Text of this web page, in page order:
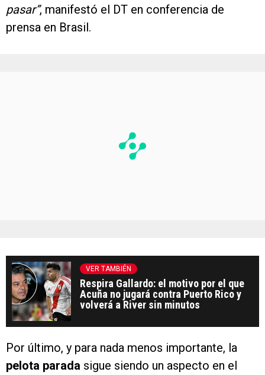
pasar”, manifestó el DT en conferencia de
prensa en Brasil.
VER TAMBIÉN
Respira Gallardo: el motivo por el que
Acuña no jugará contra Puerto Rico y
volverá a River sin minutos
Por último, y para nada menos importante, la
pelota parada sigue siendo un aspecto en el